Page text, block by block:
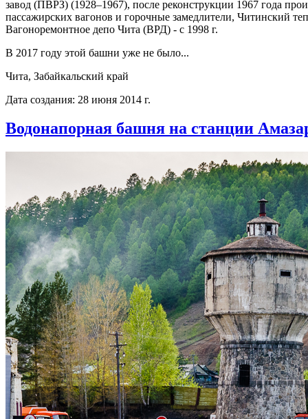
завод (ПВРЗ) (1928–1967), после реконструкции 1967 года
пассажирских вагонов и горочные замедлители, Читинский
Вагоноремонтное депо Чита (ВРД) - с 1998 г.
В 2017 году этой башни уже не было...
Чита, Забайкальский край
Дата создания: 28 июня 2014 г.
Водонапорная башня на станции